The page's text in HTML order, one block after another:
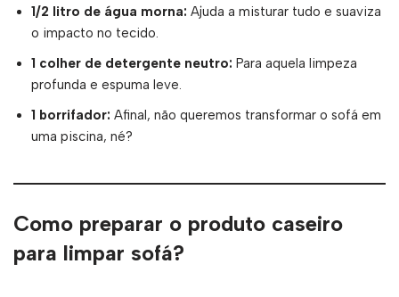
1/2 litro de água morna: Ajuda a misturar tudo e suaviza
o impacto no tecido.
1 colher de detergente neutro: Para aquela limpeza
profunda e espuma leve.
1 borrifador: Afinal, não queremos transformar o sofá em
uma piscina, né?
Como preparar o produto caseiro
para limpar sofá?